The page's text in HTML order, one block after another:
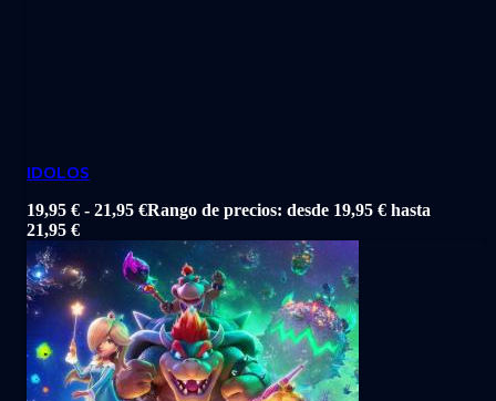
IDOLOS
19,95 € - 21,95 €Rango de precios: desde 19,95 € hasta
21,95 €